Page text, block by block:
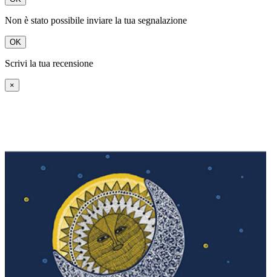
Non è stato possibile inviare la tua segnalazione
OK
Scrivi la tua recensione
×